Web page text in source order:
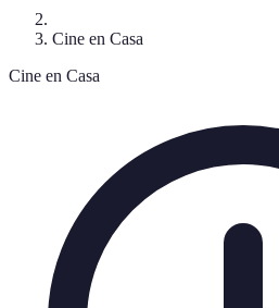
Cine en Casa
Cine en Casa